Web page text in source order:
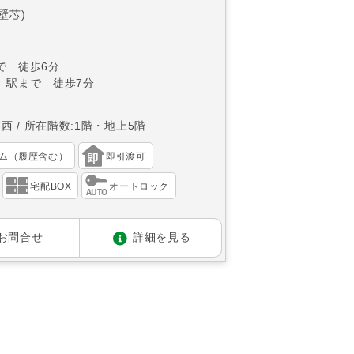
芯)
徒歩6分
駅まで 徒歩7分
所在階数:1階・地上5階
（履歴含む） 即引渡可
宅配BOX オートロック
問合せ 詳細を見る